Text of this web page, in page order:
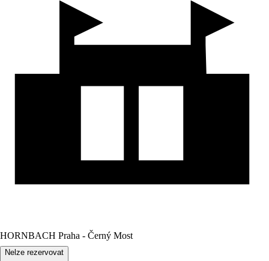
HORNBACH Praha - Černý Most
Nelze rezervovat